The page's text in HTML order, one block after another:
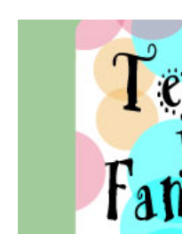
Teatro In Famiglia è
per far condividere